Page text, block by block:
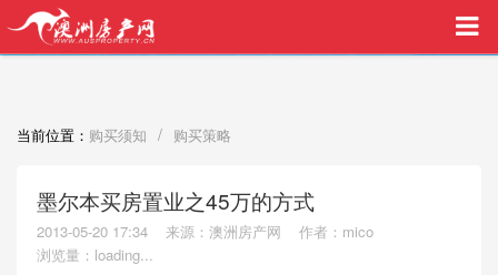
买家中介VIP服务，助您安心购房
当前位置： 购买须知 / 购买策略
墨尔本买房置业之45万的方式
2013-05-20 17:34 来源：澳洲房产网
作者：mico
浏览量： loading...